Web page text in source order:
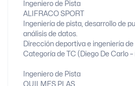
Ingeniero de Pista
ALIFRACO SPORT
Ingeniería de pista, desarrollo de
análisis de datos.
Dirección deportiva e ingeniería de
Categoría de TC (Diego De Carlo
Ingeniero de Pista
QUILMES PLAS